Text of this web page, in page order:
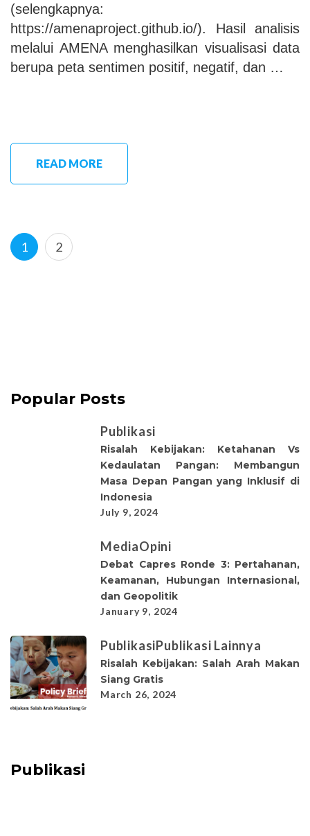
(selengkapnya:
https://amenaproject.github.io/). Hasil analisis
melalui AMENA menghasilkan visualisasi data
berupa peta sentimen positif, negatif, dan …
READ MORE
Posts
pagination
Page
1 Page
2
Popular Posts
Publikasi
Risalah Kebijakan: Ketahanan Vs
Kedaulatan Pangan: Membangun
Masa Depan Pangan yang Inklusif di
Indonesia
July 9, 2024
MediaOpini
Debat Capres Ronde 3: Pertahanan,
Keamanan, Hubungan Internasional,
dan Geopolitik
January 9, 2024
PublikasiPublikasi Lainnya
Risalah Kebijakan: Salah Arah Makan
Siang Gratis
March 26, 2024
Publikasi